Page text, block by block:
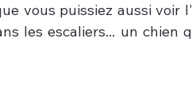
vous puissiez aussi voir
les escaliers... un chien